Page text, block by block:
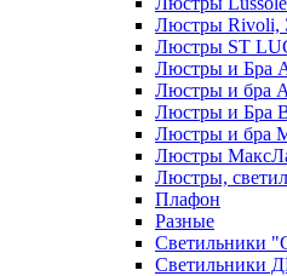
Люстры Rivoli,
Люстры ST
Люстры и Бра
Люстры и бра
Люстры и Бра
Люстры и бра
Люстры
Люстры,
Плафон
Разные
Светильники
Светильники